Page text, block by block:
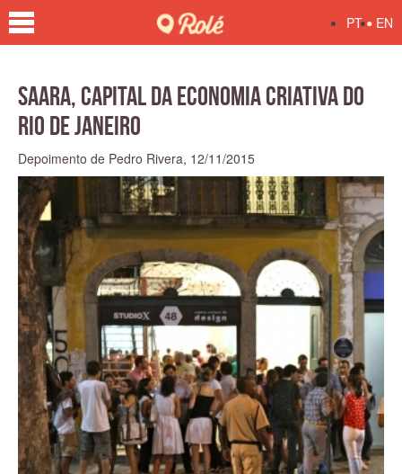
PT • EN
SAARA, capital da economia criativa do
Rio de Janeiro
Depoimento de Pedro Rivera, 12/11/2015